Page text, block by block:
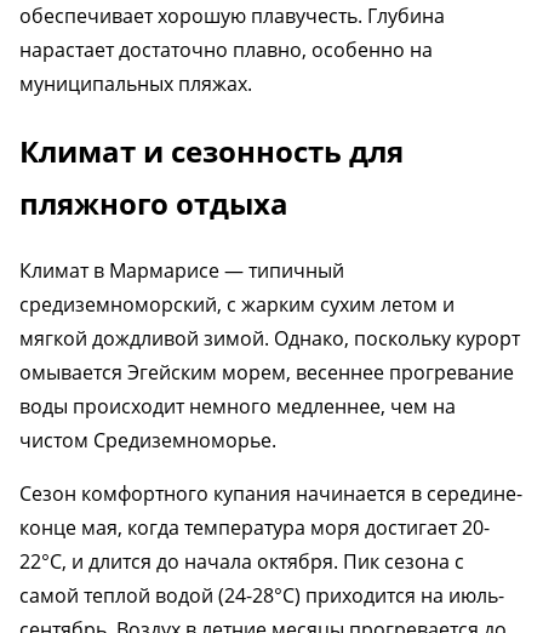
обеспечивает хорошую плавучесть. Глубина
нарастает достаточно плавно, особенно на
муниципальных пляжах.
Климат и сезонность для
пляжного отдыха
Климат в Мармарисе — типичный
средиземноморский, с жарким сухим летом и
мягкой дождливой зимой. Однако, поскольку курорт
омывается Эгейским морем, весеннее прогревание
воды происходит немного медленнее, чем на
чистом Средиземноморье.
Сезон комфортного купания начинается в середине-
конце мая, когда температура моря достигает 20-
22°C, и длится до начала октября. Пик сезона с
самой теплой водой (24-28°C) приходится на июль-